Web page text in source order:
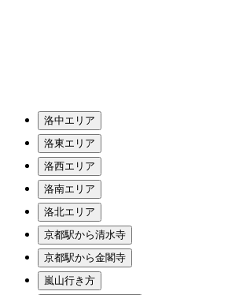
洛中エリア
洛東エリア
洛西エリア
洛南エリア
洛北エリア
京都駅から清水寺
京都駅から金閣寺
嵐山行き方